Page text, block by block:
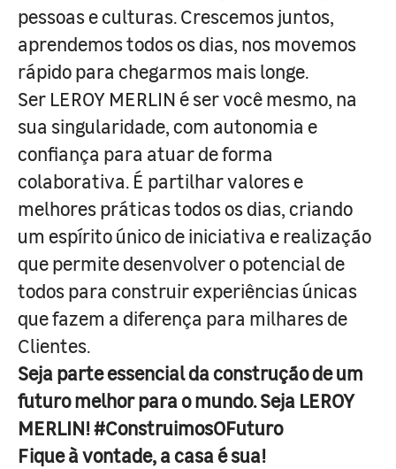
pessoas e culturas. Crescemos juntos,
aprendemos todos os dias, nos movemos
rápido para chegarmos mais longe.
Ser LEROY MERLIN é ser você mesmo, na
sua singularidade, com autonomia e
confiança para atuar de forma
colaborativa. É partilhar valores e
melhores práticas todos os dias, criando
um espírito único de iniciativa e realização
que permite desenvolver o potencial de
todos para construir experiências únicas
que fazem a diferença para milhares de
Clientes.
Seja parte essencial da construção de um
futuro melhor para o mundo. Seja LEROY
MERLIN! #ConstruimosOFuturo
Fique à vontade, a casa é sua!